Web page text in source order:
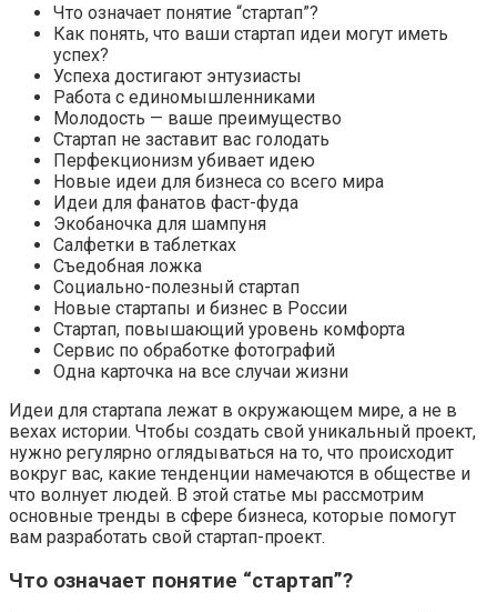
Что означает понятие “стартап”?
Как понять, что ваши стартап идеи могут иметь
успех?
Успеха достигают энтузиасты
Работа с единомышленниками
Молодость — ваше преимущество
Стартап не заставит вас голодать
Перфекционизм убивает идею
Новые идеи для бизнеса со всего мира
Идеи для фанатов фаст-фуда
Экобаночка для шампуня
Салфетки в таблетках
Съедобная ложка
Социально-полезный стартап
Новые стартапы и бизнес в России
Стартап, повышающий уровень комфорта
Сервис по обработке фотографий
Одна карточка на все случаи жизни
Идеи для стартапа лежат в окружающем мире, а не в
вехах истории. Чтобы создать свой уникальный проект,
нужно регулярно оглядываться на то, что происходит
вокруг вас, какие тенденции намечаются в обществе и
что волнует людей. В этой статье мы рассмотрим
основные тренды в сфере бизнеса, которые помогут
вам разработать свой стартап-проект.
Что означает понятие “стартап”?